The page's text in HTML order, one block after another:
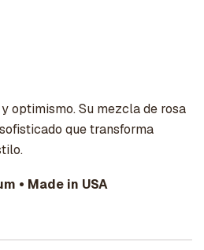
optimismo. Su mezcla de rosa
que transforma
• Made in USA